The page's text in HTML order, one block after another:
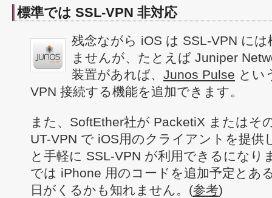
標準では SSL-VPN 非対応
残念ながら iOS は SSL-VPN に
ませんが、たとえば Juniper
装置があれば、 Junos Pulse とい
VPN 接続する機能を追加できます。
また、SoftEther社が PacketiX またはそ
UT-VPN で iOS用のクライアントを提供
と手軽に SSL-VPN が利用できるになり
では iPhone 用のコードを追加予定とあ
日がくるかも知れません。(参考)